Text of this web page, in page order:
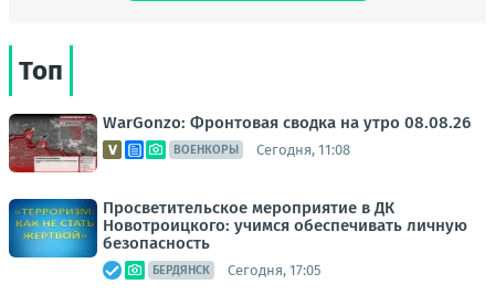
Топ
WarGonzo: Фронтовая сводка на утро 08.08.26
ВОЕНКОРЫ Сегодня, 11:08
Просветительское мероприятие в ДК
Новотроицкого: учимся обеспечивать личную
безопасность
БЕРДЯНСК Сегодня, 17:05